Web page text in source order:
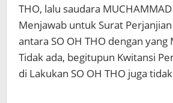
THO, lalu saudara MUCHAMMAD
Menjawab untuk Surat
antara SO OH THO dengan yang
Tidak ada, begitupun Kwitansi
di Lakukan SO OH THO juga